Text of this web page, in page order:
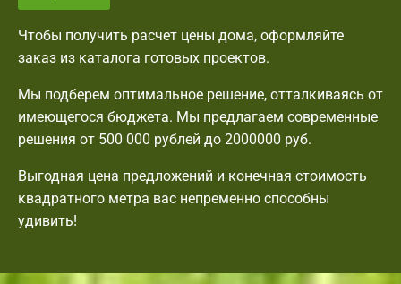
Чтобы получить расчет цены дома, оформляйте
заказ из каталога готовых проектов.
Мы подберем оптимальное решение, отталкиваясь от
имеющегося бюджета. Мы предлагаем современные
решения от 500 000 рублей до 2000000 руб.
Выгодная цена предложений и конечная стоимость
квадратного метра вас непременно способны
удивить!